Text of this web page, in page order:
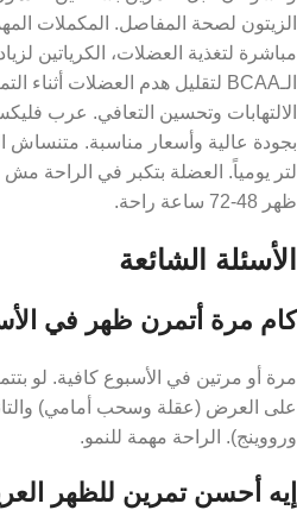
الزيتون لصحة المفاصل. المكملات
الالتهابات وتحسين التعافي. عرب
لتر يومياً. العضلة بتكبر في الراحة
ظهر 48-72 ساعة راحة.
الأسئلة الشائعة
كام مرة أتمرن ظهر في
مرة أو مرتين في الأسبوع كافية. لو
على العرض (عقلة وسحب أمامي)
ورووينج). الراحة مهمة للنمو.
إيه أحسن تمرين للظهر